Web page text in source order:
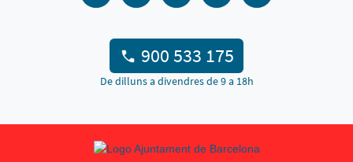
900 533 175
De dilluns a divendres de 9 a 18h